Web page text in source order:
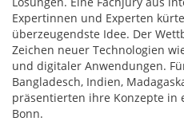
Expertinnen und Experten
überzeugendste Idee. Der
Zeichen neuer Technologien
und digitaler Anwendungen.
Bangladesch, Indien,
präsentierten ihre Konzepte in
Bonn.